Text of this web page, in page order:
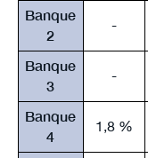
Banque
2
-
Banque
3
-
Banque
4
1,8 %